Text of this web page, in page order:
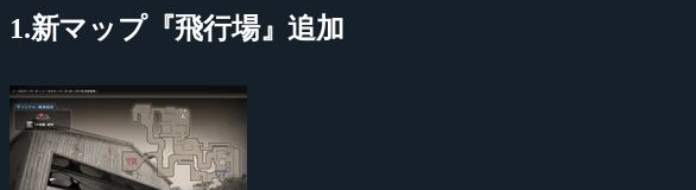
1.新マップ『飛行場』追加